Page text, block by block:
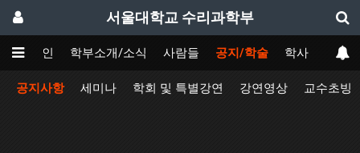
서울대학교 수리과학부
메인 학부소개/소식 사람들 공지/학술 학사
공지사항 세미나 학회 및 특별강연 강연영상 교수초빙